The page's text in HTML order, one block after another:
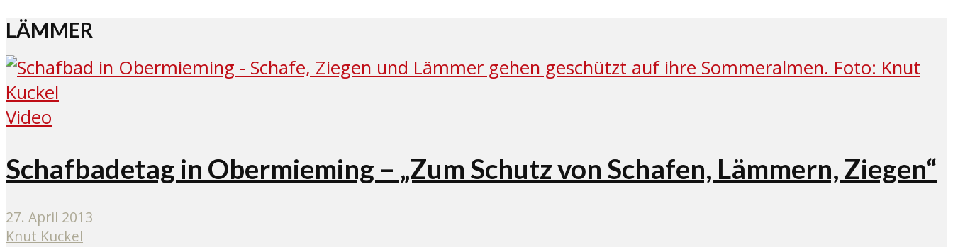
LÄMMER
Video
Schafbadetag in Obermieming – „Zum Schutz von Schafen, Lämmern, Ziegen“
27. April 2013
Knut Kuckel